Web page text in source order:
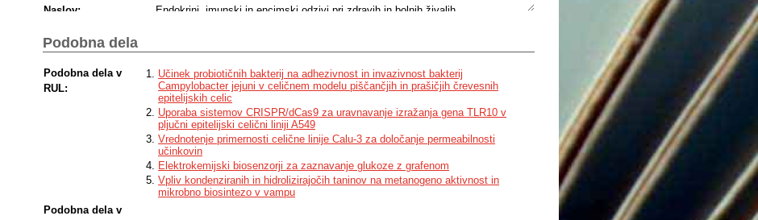
Naslov:
Endokrini, imunski in encimski odzivi pri zdravih in bolnih živalih
Podobna dela
Podobna dela v
RUL:
Učinek probiotičnih bakterij na adhezivnost in invazivnost bakterij
Campylobacter jejuni v celičnem modelu piščančjih in prašičjih črevesnih
epitelijskih celic
Uporaba sistemov CRISPR/dCas9 za uravnavanje izražanja gena TLR10 v
pljučni epitelijski celični liniji A549
Vrednotenje primernosti celične linije Calu-3 za določanje permeabilnosti
učinkovin
Elektrokemijski biosenzorji za zaznavanje glukoze z grafenom
Vpliv kondenziranih in hidrolizirajočih taninov na metanogeno aktivnost in
mikrobno biosintezo v vampu
Podobna dela v